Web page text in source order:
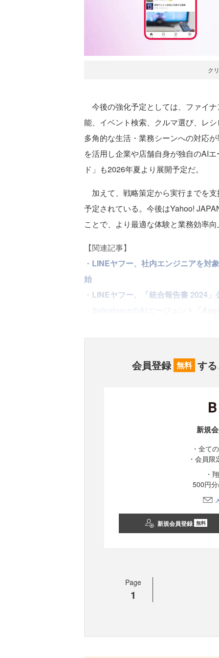
ク
今後の強化予定としては、ファイ
能、イベント検索、クルマ選び、レ
多角的な生活・業務シーンへの対応
を活用し企業や店舗自身が独自のAI
ド」も2026年夏より展開予定だ。
加えて、戦略策定から実行までを
予定されている。今後はYahoo!
ことで、より最適な体験と業務効率
【関連記事】
・ LINEヤフー、社内エンジニアを対
始
・ LINEヤフー、「統合報告書 2024
会員登録 無料 す
新規
・全て
・会員
・
500円
新規会員登録 無料
Page
1